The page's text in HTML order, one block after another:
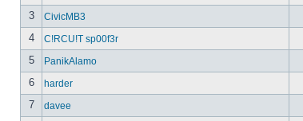
3
CivicMB3
4
C!RCU!T sp00f3r
5
PanikAlamo
6
harder
7
davee